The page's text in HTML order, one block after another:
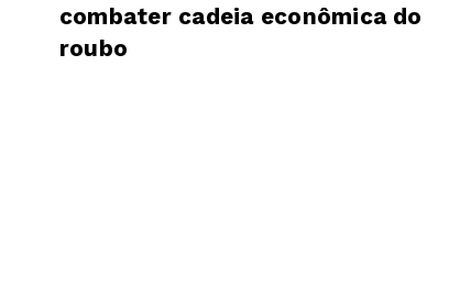
combater cadeia econômica do
roubo